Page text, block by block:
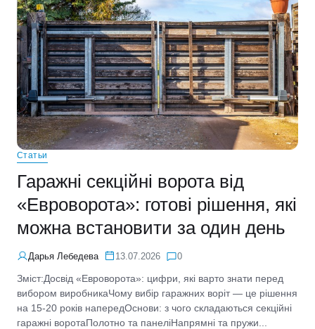
Статьи
Гаражні секційні ворота від
«Евроворота»: готові рішення, які
можна встановити за один день
Дарья Лебедева 13.07.2026 0
Зміст:Досвід «Евроворота»: цифри, які варто знати перед
вибором виробникаЧому вибір гаражних воріт — це рішення
на 15-20 років напередОснови: з чого складаються секційні
гаражні воротаПолотно та панеліНапрямні та пружи...